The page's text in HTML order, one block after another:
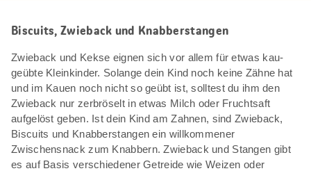
Biscuits, Zwieback und Knabberstangen
Zwieback und Kekse eignen sich vor allem für etwas kau-
geübte Kleinkinder. Solange dein Kind noch keine Zähne hat
und im Kauen noch nicht so geübt ist, solltest du ihm den
Zwieback nur zerbröselt in etwas Milch oder Fruchtsaft
aufgelöst geben. Ist dein Kind am Zahnen, sind Zwieback,
Biscuits und Knabberstangen ein willkommener
Zwischensnack zum Knabbern. Zwieback und Stangen gibt
es auf Basis verschiedener Getreide wie Weizen oder